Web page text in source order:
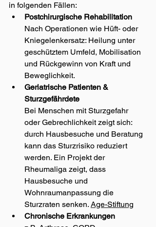
in folgenden Fällen:
Postchirurgische Rehabilitation
Nach Operationen wie Hüft- oder
Kniegelenkersatz: Heilung unter
geschütztem Umfeld, Mobilisation
und Rückgewinn von Kraft und
Beweglichkeit.
Geriatrische Patienten &
Sturzgefährdete
Bei Menschen mit Sturzgefahr
oder Gebrechlichkeit zeigt sich:
durch Hausbesuche und Beratung
kann das Sturzrisiko reduziert
werden. ­Ein Projekt der
Rheumaliga zeigt, dass
Hausbesuche und
Wohnraumanpassung die
Sturzraten senken. Age-Stiftung
Chronische Erkrankungen